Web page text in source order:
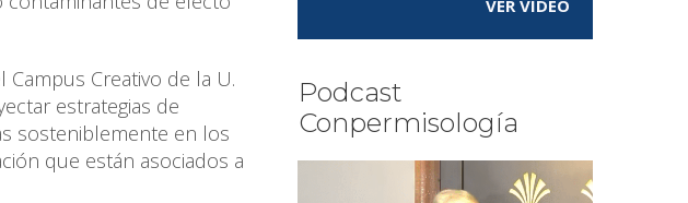
Creativo de la U.
estrategias de
sosteniblemente en los
que están asociados a
VER VÍDEO
Podcast
Conpermisología